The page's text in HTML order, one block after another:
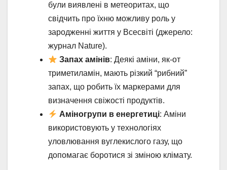
були виявлені в метеоритах, що
свідчить про їхню можливу роль у
зародженні життя у Всесвіті (джерело:
журнал Nature).
Запах амінів: Деякі аміни, як-от
триметиламін, мають різкий “рибний”
запах, що робить їх маркерами для
визначення свіжості продуктів.
Аміногрупи в енергетиці: Аміни
використовують у технологіях
уловлювання вуглекислого газу, що
допомагає боротися зі зміною клімату.